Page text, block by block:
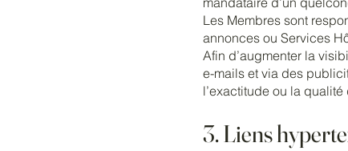
Les Membres sont
annonces ou Services
Afin d’augmenter la
e-mails et via des
l’exactitude ou la
3. Liens